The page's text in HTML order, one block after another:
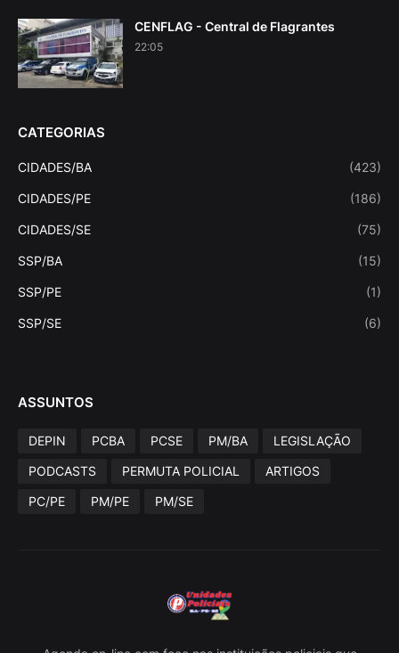
CENFLAG - Central de Flagrantes
22:05
CATEGORIAS
CIDADES/BA (423)
CIDADES/PE (186)
CIDADES/SE (75)
SSP/BA (15)
SSP/PE (1)
SSP/SE (6)
ASSUNTOS
DEPIN PCBA PCSE PM/BA
LEGISLAÇÃO
PODCASTS
PERMUTA POLICIAL
ARTIGOS
PC/PE
PM/PE PM/SE